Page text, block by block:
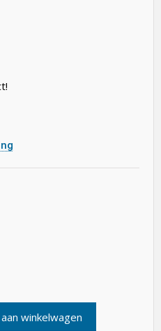
winkelwagen